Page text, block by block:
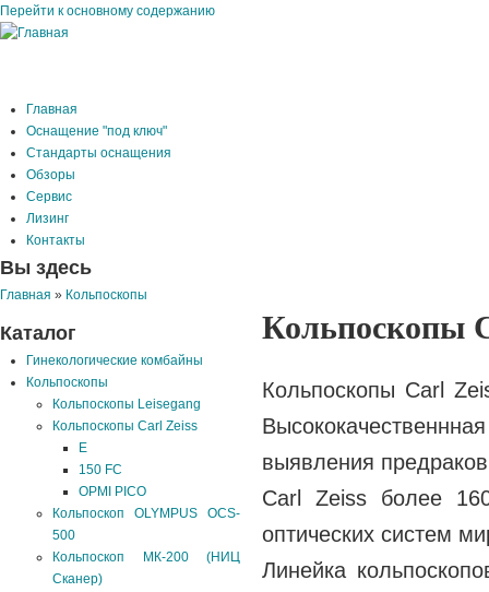
Перейти к основному содержанию
Главная
Оснащение "под ключ"
Стандарты оснащения
Обзоры
Сервис
Лизинг
Контакты
Вы здесь
Главная » Кольпоскопы
Кольпоскопы
Кольпоскопы Carl
выявления
Carl Zeiss более
оптических систем
Линейка
Каталог
Гинекологические комбайны
Кольпоскопы
Кольпоскопы Leisegang
Кольпоскопы Carl Zeiss
E
150 FC
OPMI PICO
Кольпоскоп OLYMPUS OCS-
500
Кольпоскоп МК-200 (НИЦ
Сканер)